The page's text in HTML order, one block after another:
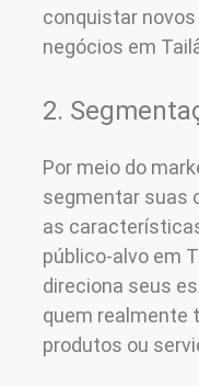
conquistar
negócios em
2.
Por meio do
segmentar suas
as
público-alvo em
direciona seus
quem realmente
produtos ou